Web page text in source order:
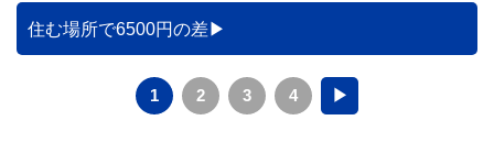
住む場所で6500円の差
1 2 3 4 ▶